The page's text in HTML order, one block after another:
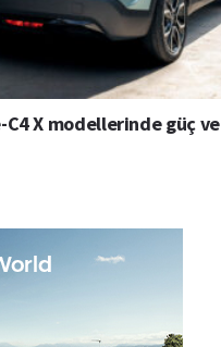
C4 X modellerinde güç ve